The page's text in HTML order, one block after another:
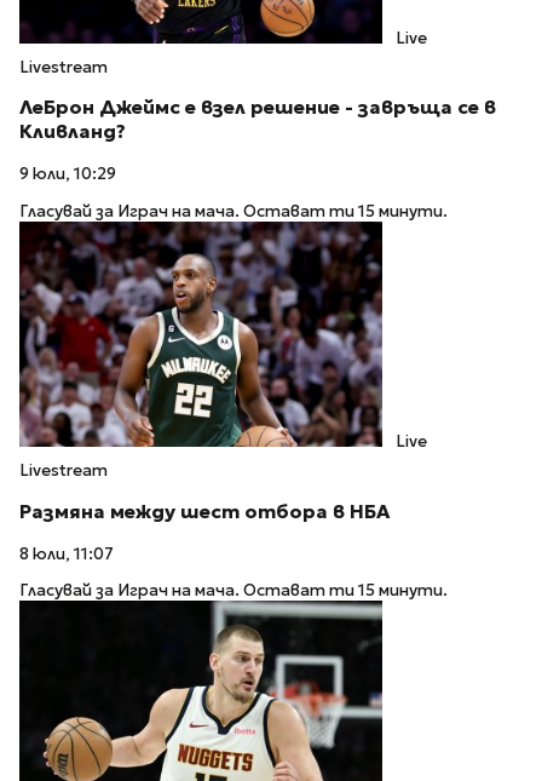
Live
Livestream
ЛеБрон Джеймс е взел решение - завръща се в
Кливланд?
9 юли, 10:29
Гласувай за Играч на мача. Остават ти 15 минути.
Live
Livestream
Размяна между шест отбора в НБА
8 юли, 11:07
Гласувай за Играч на мача. Остават ти 15 минути.